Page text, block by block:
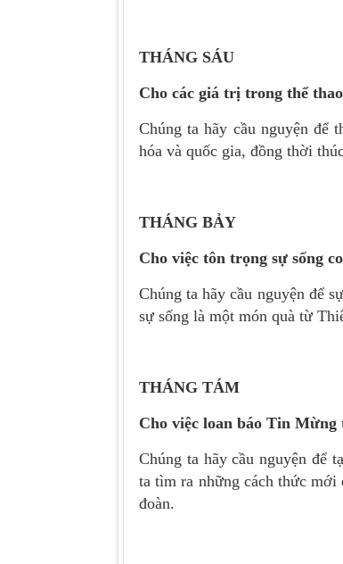
THÁNG SÁU
Cho các giá trị trong thể
Chúng ta hãy cầu nguyện để
hóa và quốc gia, đồng thời
THÁNG BẢY
Cho việc tôn trọng sự sống
Chúng ta hãy cầu nguyện để
sự sống là một món quà từ
THÁNG TÁM
Cho việc loan báo Tin Mừng
Chúng ta hãy cầu nguyện để
ta tìm ra những cách thức mới
đoàn.